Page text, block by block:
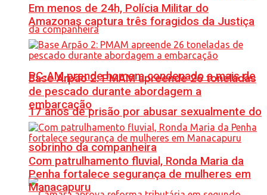
PC-AM prende homem condenado a mais de
17 anos de prisão por abusar sexualmente do
sobrinho da companheira
Em menos de 24h, Polícia Militar do
Amazonas captura três foragidos da Justiça
Base Arpão 2: PMAM apreende 26 toneladas
de pescado durante abordagem a
embarcação
Com patrulhamento fluvial, Ronda Maria da
Penha fortalece segurança de mulheres em
Manacapuru